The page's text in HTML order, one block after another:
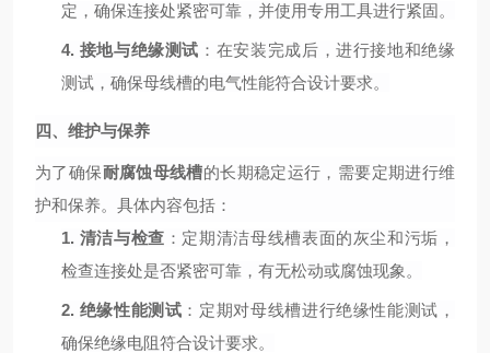
定，确保连接处紧密可靠，并使用专用工具进行紧固。
4. 接地与绝缘测试 ：在安装完成后，进行接地和绝缘
测试，确保母线槽的电气性能符合设计要求。
四、维护与保养
为了确保耐腐蚀母线槽的长期稳定运行，需要定期进行维
护和保养。具体内容包括：
1. 清洁与检查 ：定期清洁母线槽表面的灰尘和污垢，
检查连接处是否紧密可靠，有无松动或腐蚀现象。
2. 绝缘性能测试 ：定期对母线槽进行绝缘性能测试，
确保绝缘电阻符合设计要求。